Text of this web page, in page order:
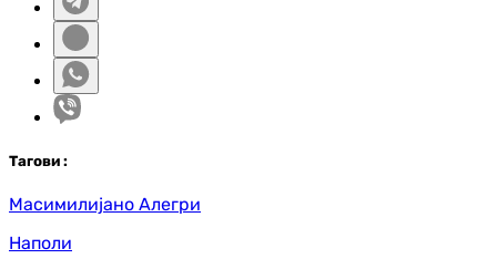
Тагови :
Масимилијано Алегри
Наполи